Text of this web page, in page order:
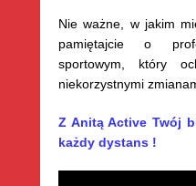
Nie ważne, w jakim
pamiętajcie o
sportowym, który
niekorzystnymi
Z Anitą Active Twój
każdy dystans !